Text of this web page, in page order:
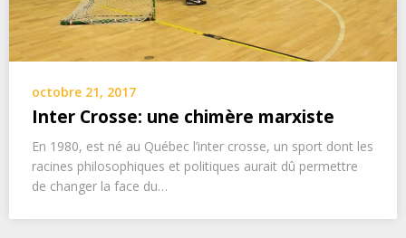
octobre 21, 2017
Inter Crosse: une chimère marxiste
En 1980, est né au Québec l’inter crosse, un sport dont les
racines philosophiques et politiques aurait dû permettre
de changer la face du…